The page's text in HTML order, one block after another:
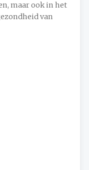
maar ook in het
van